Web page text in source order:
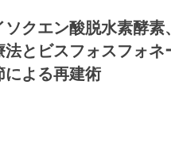
クエン酸脱水素酵
とビスフォスフォ
による再建術